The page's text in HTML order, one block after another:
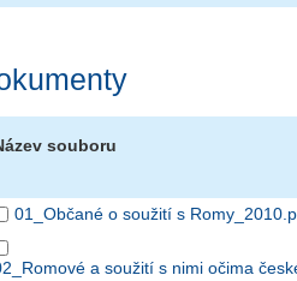
souboru
01_Občané o soužití s
a soužití s nimi očima